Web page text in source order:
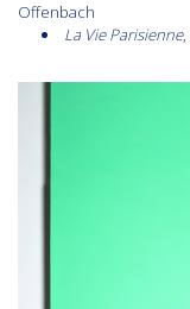
Offenbach
La Vie Parisienne